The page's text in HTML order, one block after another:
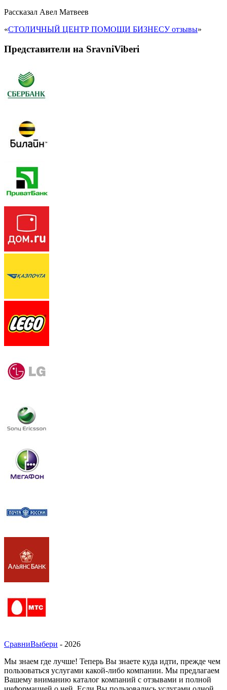
Рассказал Авел Матвеев
«СТОЛИЧНЫЙ ЦЕНТР ПОМОЩИ БИЗНЕСУ отзывы»
Представители на SravniViberi
СравниВыбери - 2026
Мы знаем где лучше! Теперь Вы знаете куда идти, прежде чем
пользоваться услугами какой-либо компании. Мы предлагаем
Вашему вниманию каталог компаний с отзывами и полной